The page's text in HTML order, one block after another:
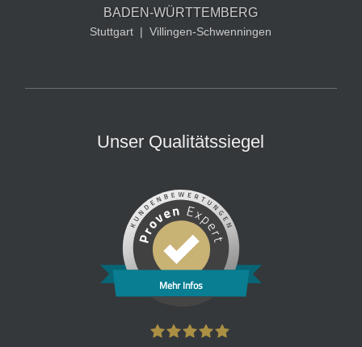
BADEN-WÜRTTEMBERG
Stuttgart | Villingen-Schwenningen
Unser Qualitätssiegel
Mehr Infos